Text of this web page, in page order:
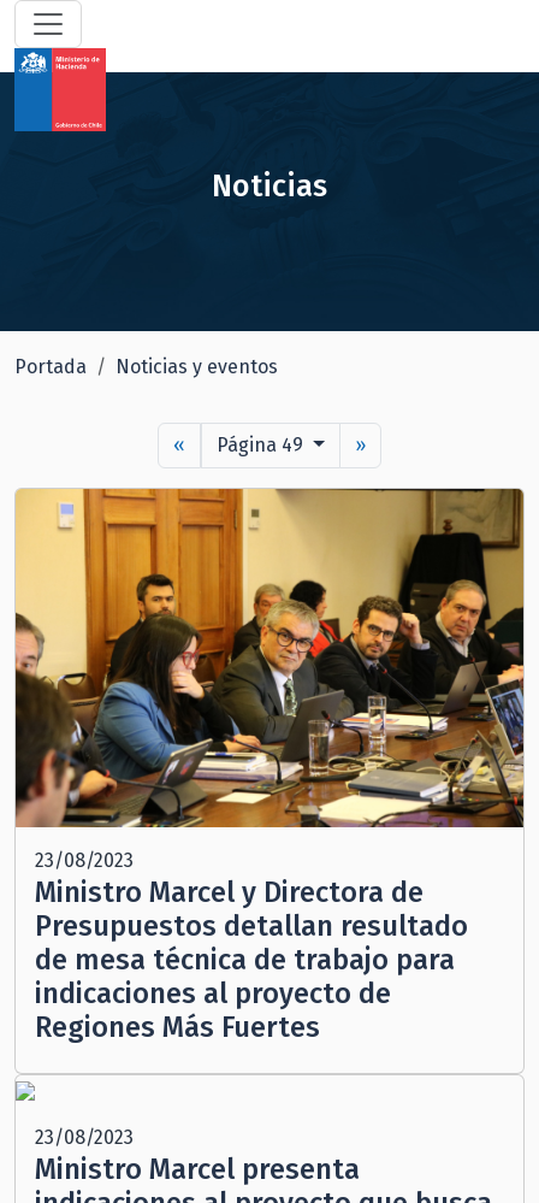
Noticias
Portada Noticias y eventos
« Página 49 »
23/08/2023
Ministro Marcel y Directora de
Presupuestos detallan resultado
de mesa técnica de trabajo para
indicaciones al proyecto de
Regiones Más Fuertes
23/08/2023
Ministro Marcel presenta